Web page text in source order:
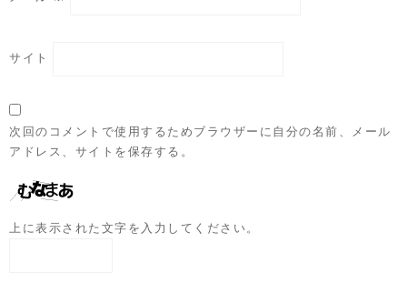
サイト
次回のコメントで使用するためブラウザーに自分の名前、メール
アドレス、サイトを保存する。
上に表示された文字を入力してください。